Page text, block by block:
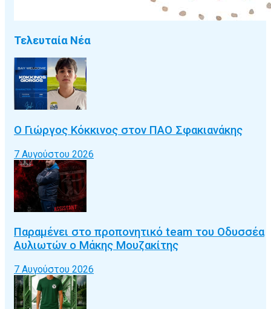
Τελευταία Νέα
Ο Γιώργος Κόκκινος στον ΠΑΟ Σφακιανάκης
7 Αυγούστου 2026
Παραμένει στο προπονητικό team του Οδυσσέα
Αυλιωτών ο Μάκης Μουζακίτης
7 Αυγούστου 2026